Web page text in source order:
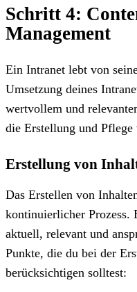
Schritt 4:
Management
Ein Intranet lebt von
Umsetzung deines
wertvollem und
die Erstellung und
Erstellung von
Das Erstellen von
kontinuierlicher Prozess.
aktuell, relevant und
Punkte, die du bei der
berücksichtigen solltest: